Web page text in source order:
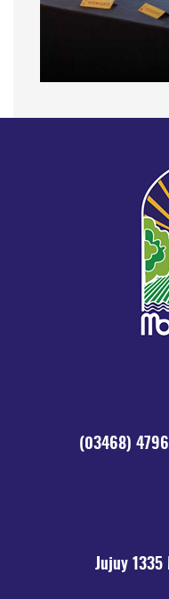
(03468)
Jujuy 1335